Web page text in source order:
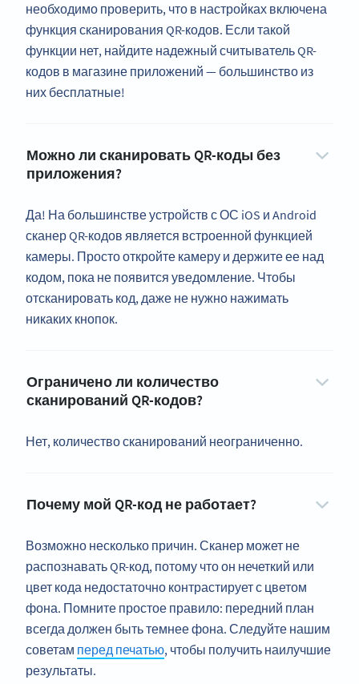
необходимо проверить, что в настройках включена
функция сканирования QR-кодов. Если такой
функции нет, найдите надежный считыватель QR-
кодов в магазине приложений — большинство из
них бесплатные!
Можно ли сканировать QR-коды без
приложения?
Да! На большинстве устройств с ОС iOS и Android
сканер QR-кодов является встроенной функцией
камеры. Просто откройте камеру и держите ее над
кодом, пока не появится уведомление. Чтобы
отсканировать код, даже не нужно нажимать
никаких кнопок.
Ограничено ли количество
сканирований QR-кодов?
Нет, количество сканирований неограниченно.
Почему мой QR-код не работает?
Возможно несколько причин. Сканер может не
распознавать QR-код, потому что он нечеткий или
цвет кода недостаточно контрастирует с цветом
фона. Помните простое правило: передний план
всегда должен быть темнее фона. Следуйте нашим
советам перед печатью, чтобы получить наилучшие
результаты.